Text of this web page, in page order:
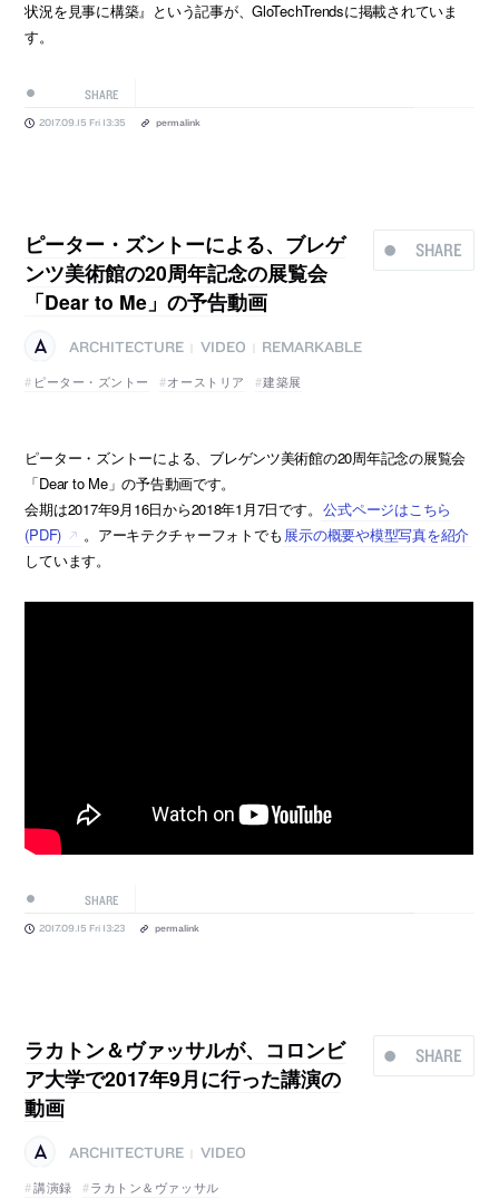
状況を見事に構築』という記事が、GloTechTrendsに掲載されていま
す。
SHARE
2017.09.15 Fri 13:35 permalink
SHARE
ピーター・ズントーによる、ブレゲ
ンツ美術館の20周年記念の展覧会
「Dear to Me」の予告動画
ARCHITECTURE VIDEO
REMARKABLE
ピーター・ズントー
オーストリア 建築展
ピーター・ズントーによる、ブレゲンツ美術館の20周年記念の展覧会
「Dear to Me」の予告動画です。
会期は2017年9月16日から2018年1月7日です。 公式ページはこちら
(PDF)
。アーキテクチャーフォトでも 展示の概要や模型写真を紹介
しています。
SHARE
2017.09.15 Fri 13:23 permalink
SHARE
ラカトン＆ヴァッサルが、コロンビ
ア大学で2017年9月に行った講演の
動画
ARCHITECTURE
VIDEO
講演録
ラカトン＆ヴァッサル